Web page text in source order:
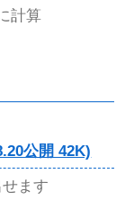
計算
公開 42K)
ます